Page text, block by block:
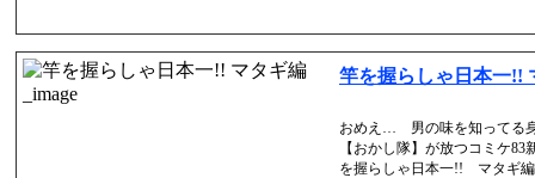
竿を握らしゃ日本一!!
おめえ… 男の味を知ってる
【おかし隊】が放つコミケ
を握らしゃ日本一!! マタギ